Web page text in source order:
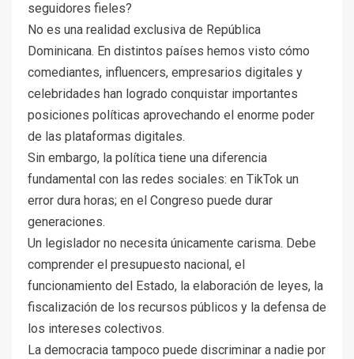
seguidores fieles?
No es una realidad exclusiva de República
Dominicana. En distintos países hemos visto cómo
comediantes, influencers, empresarios digitales y
celebridades han logrado conquistar importantes
posiciones políticas aprovechando el enorme poder
de las plataformas digitales.
Sin embargo, la política tiene una diferencia
fundamental con las redes sociales: en TikTok un
error dura horas; en el Congreso puede durar
generaciones.
Un legislador no necesita únicamente carisma. Debe
comprender el presupuesto nacional, el
funcionamiento del Estado, la elaboración de leyes, la
fiscalización de los recursos públicos y la defensa de
los intereses colectivos.
La democracia tampoco puede discriminar a nadie por